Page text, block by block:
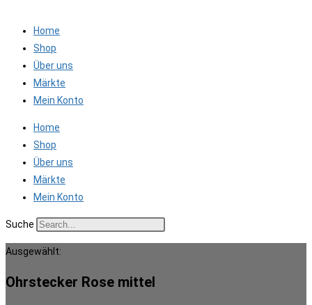
Home
Shop
Über uns
Märkte
Mein Konto
Home
Shop
Über uns
Märkte
Mein Konto
Suche
Ausgewählt:
Ohrstecker Rose mittel